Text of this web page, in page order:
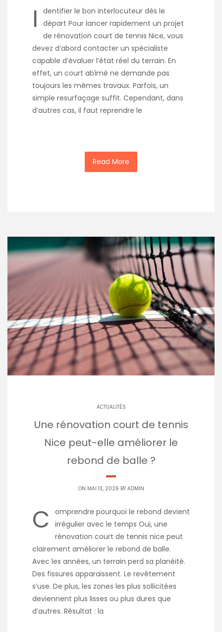
I
dentifier le bon interlocuteur dès le
départ Pour lancer rapidement un projet
de rénovation court de tennis Nice, vous
devez d’abord contacter un spécialiste
capable d’évaluer l’état réel du terrain. En
effet, un court abîmé ne demande pas
toujours les mêmes travaux. Parfois, un
simple resurfaçage suffit. Cependant, dans
d’autres cas, il faut reprendre le
Read More
ACTUALITÉS
Une rénovation court de tennis
Nice peut-elle améliorer le
rebond de balle ?
ON MAI 13, 2026 BY ADMIN
C
omprendre pourquoi le rebond devient
irrégulier avec le temps Oui, une
rénovation court de tennis nice peut
clairement améliorer le rebond de balle.
Avec les années, un terrain perd sa planéité.
Des fissures apparaissent. Le revêtement
s’use. De plus, les zones les plus sollicitées
deviennent plus lisses ou plus dures que
d’autres. Résultat : la